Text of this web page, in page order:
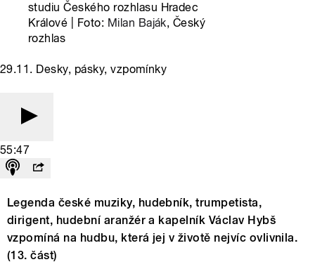
studiu Českého rozhlasu Hradec
Králové | Foto: Milan Baják, Český
rozhlas
29.11. Desky, pásky, vzpomínky
55:47
Legenda české muziky, hudebník, trumpetista,
dirigent, hudební aranžér a kapelník Václav Hybš
vzpomíná na hudbu, která jej v životě nejvíc ovlivnila.
(13. část)